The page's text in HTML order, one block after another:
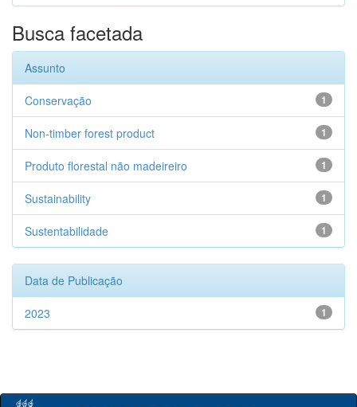
Busca facetada
Assunto
1
Conservação
1
Non-timber forest product
1
Produto florestal não madeireiro
1
Sustainability
1
Sustentabilidade
Data de Publicação
1
2023